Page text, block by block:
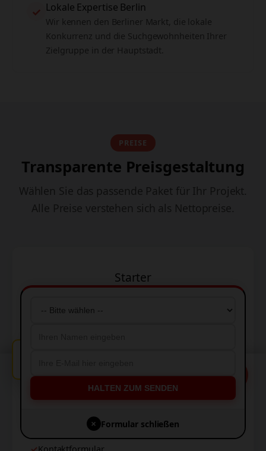
HALTEN ZUM SENDEN
× Formular schließen
✓ Lokale Expertise Berlin
Wir kennen den Berliner Markt, die lokale
Konkurrenz und die Suchgewohnheiten Ihrer
Zielgruppe in der Hauptstadt.
PREISE
Transparente Preisgestaltung
Wählen Sie das passende Paket für Ihr Projekt.
Alle Preise verstehen sich als Nettopreise.
Starter
999 €
5-Seitige Website
Responsives Design
bestmögliche Erfahrung zu bieten.
Ablehnen
💬